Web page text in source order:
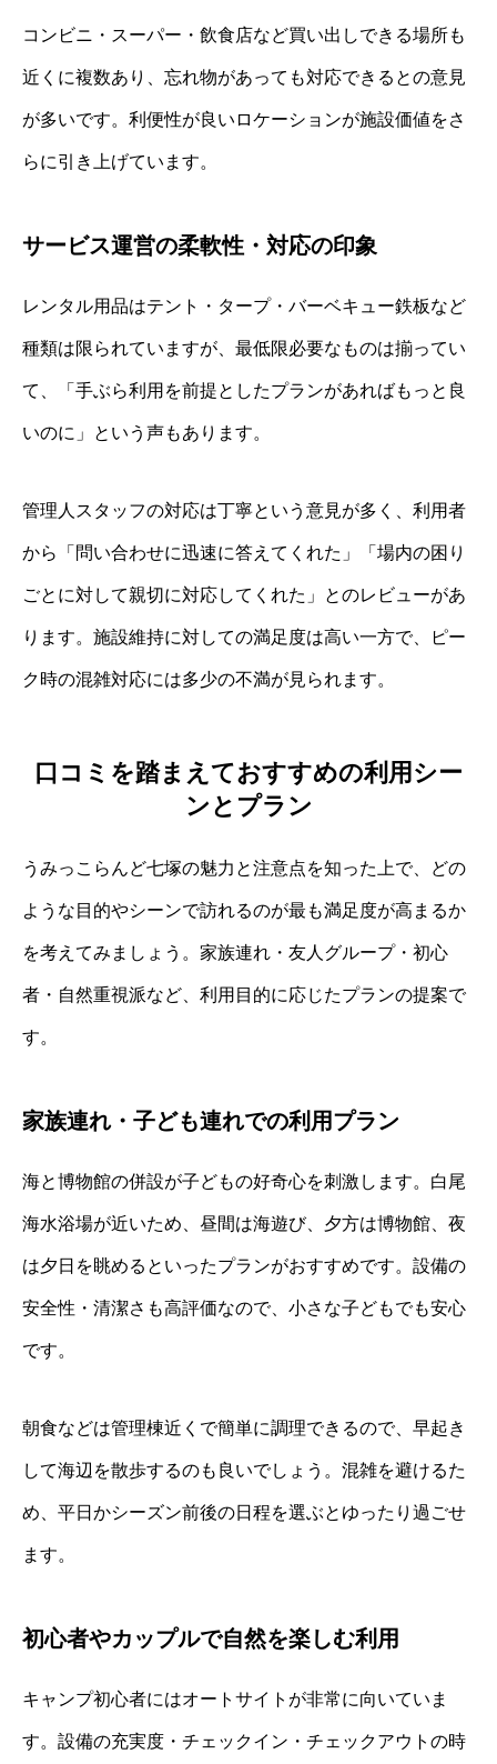
コンビニ・スーパー・飲食店など買い出しできる場所も
近くに複数あり、忘れ物があっても対応できるとの意見
が多いです。利便性が良いロケーションが施設価値をさ
らに引き上げています。
サービス運営の柔軟性・対応の印象
レンタル用品はテント・タープ・バーベキュー鉄板など
種類は限られていますが、最低限必要なものは揃ってい
て、「手ぶら利用を前提としたプランがあればもっと良
いのに」という声もあります。
管理人スタッフの対応は丁寧という意見が多く、利用者
から「問い合わせに迅速に答えてくれた」「場内の困り
ごとに対して親切に対応してくれた」とのレビューがあ
ります。施設維持に対しての満足度は高い一方で、ピー
ク時の混雑対応には多少の不満が見られます。
口コミを踏まえておすすめの利用シー
ンとプラン
うみっこらんど七塚の魅力と注意点を知った上で、どの
ような目的やシーンで訪れるのが最も満足度が高まるか
を考えてみましょう。家族連れ・友人グループ・初心
者・自然重視派など、利用目的に応じたプランの提案で
す。
家族連れ・子ども連れでの利用プラン
海と博物館の併設が子どもの好奇心を刺激します。白尾
海水浴場が近いため、昼間は海遊び、夕方は博物館、夜
は夕日を眺めるといったプランがおすすめです。設備の
安全性・清潔さも高評価なので、小さな子どもでも安心
です。
朝食などは管理棟近くで簡単に調理できるので、早起き
して海辺を散歩するのも良いでしょう。混雑を避けるた
め、平日かシーズン前後の日程を選ぶとゆったり過ごせ
ます。
初心者やカップルで自然を楽しむ利用
キャンプ初心者にはオートサイトが非常に向いていま
す。設備の充実度・チェックイン・チェックアウトの時